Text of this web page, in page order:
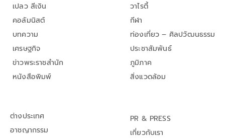
เปลว สีเงิน
คอลัมนิสต์
บทความ
เศรษฐกิจ
ข่าวพระราชสำนัก
หนังสือพิมพ์
วาไรตี้
กีฬา
ท่องเที่ยว – ศิลปวัฒนธรรม
ประชาสัมพันธ์
ภูมิภาค
สิ่งแวดล้อม
ต่างประเทศ
อาชญากรรม
PR & PRESS
เกี่ยวกับเรา